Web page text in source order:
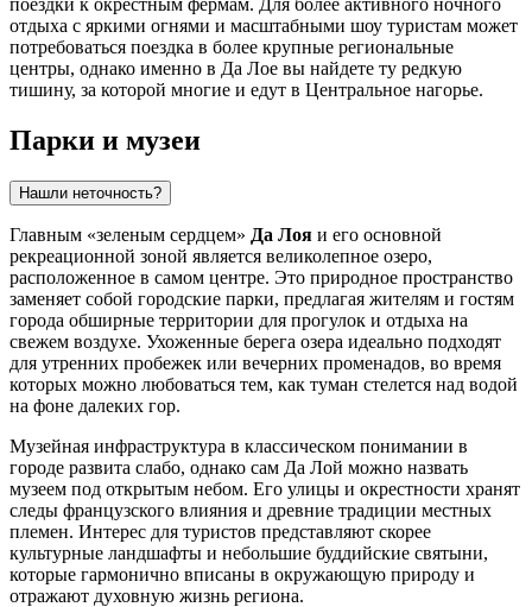
отдыха с яркими огнями и масштабными шоу туристам может
потребоваться поездка в более крупные региональные
центры, однако именно в Да Лое вы найдете ту редкую
тишину, за которой многие и едут в Центральное нагорье.
Парки и музеи
Нашли неточность?
Главным «зеленым сердцем» Да Лоя и его основной
рекреационной зоной является великолепное озеро,
расположенное в самом центре. Это природное пространство
заменяет собой городские парки, предлагая жителям и гостям
города обширные территории для прогулок и отдыха на
свежем воздухе. Ухоженные берега озера идеально подходят
для утренних пробежек или вечерних променадов, во время
которых можно любоваться тем, как туман стелется над водой
на фоне далеких гор.
Музейная инфраструктура в классическом понимании в
городе развита слабо, однако сам Да Лой можно назвать
музеем под открытым небом. Его улицы и окрестности хранят
следы французского влияния и древние традиции местных
племен. Интерес для туристов представляют скорее
культурные ландшафты и небольшие буддийские святыни,
которые гармонично вписаны в окружающую природу и
отражают духовную жизнь региона.